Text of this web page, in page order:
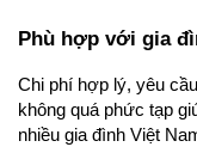
Phù hợp với gia
Chi phí hợp lý, yêu
không quá phức tạp
nhiều gia đình Việt